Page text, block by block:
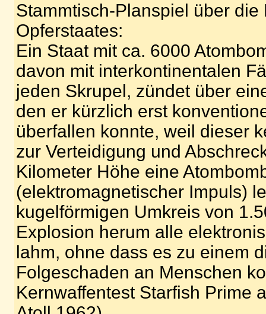
Stammtisch-Planspiel über
Opferstaates:
Ein Staat mit ca. 6000
davon mit interkontinentalen
jeden Skrupel, zündet über
den er kürzlich erst
überfallen konnte, weil dieser
zur Verteidigung und
Kilometer Höhe eine
(elektromagnetischer Impuls)
kugelförmigen Umkreis von
Explosion herum alle
lahm, ohne dass es zu einem
Folgeschaden an Menschen
Kernwaffentest Starfish Prime